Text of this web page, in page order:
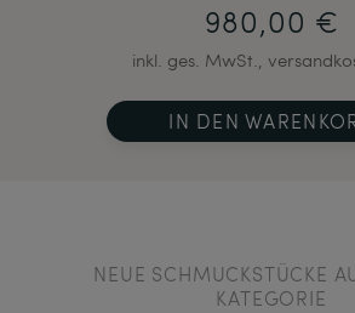
980,00 €
inkl. ges. MwSt.,
IN DEN
NEUE SCHMUCKSTÜCKE
KATEGORIE